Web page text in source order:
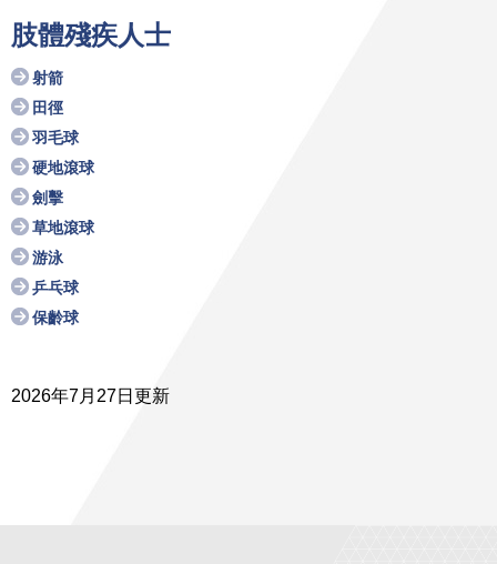
肢體殘疾人士
射箭
田徑
羽毛球
硬地滾球
劍擊
草地滾球
游泳
乒乓球
保齡球
2026年7月27日更新